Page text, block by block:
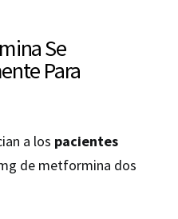
Se
Para
a los pacientes
de metformina dos